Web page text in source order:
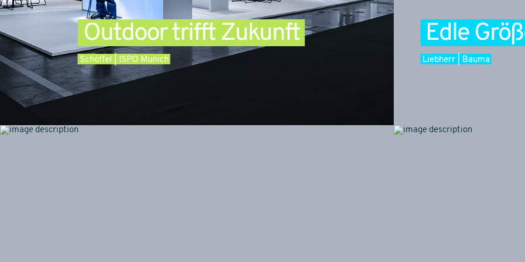
Outdoor trifft Zukunft
Schöffel | ISPO Munich
Edle
Liebherr | Bauma